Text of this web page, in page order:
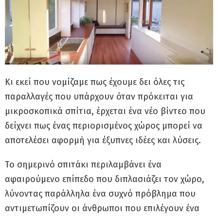
Κι εκεί που νομίζαμε πως έχουμε δει όλες τις
παραλλαγές που υπάρχουν όταν πρόκειται για
μικροσκοπικά σπίτια, έρχεται ένα νέο βίντεο που
δείχνει πως ένας περιορισμένος χώρος μπορεί να
αποτελέσει αφορμή για έξυπνες ιδέες και λύσεις.
Το σημερινό σπιτάκι περιλαμβάνει ένα
αφαιρούμενο επίπεδο που διπλασιάζει τον χώρο,
λύνοντας παράλληλα ένα συχνό πρόβλημα που
αντιμετωπίζουν οι άνθρωποι που επιλέγουν ένα